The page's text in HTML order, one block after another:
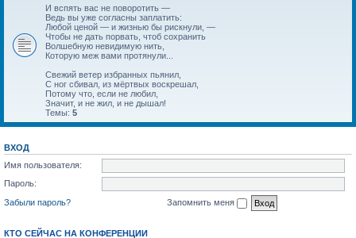
И вспять вас не поворотить —
Ведь вы уже согласны заплатить:
Любой ценой — и жизнью бы рискнули, —
Чтобы не дать порвать, чтоб сохранить
Волшебную невидимую нить,
Которую меж вами протянули...
Свежий ветер избранных пьянил,
С ног сбивал, из мёртвых воскрешал,
Потому что, если не любил,
Значит, и не жил, и не дышал!
Темы: 5
ВХОД
Имя пользователя:
Пароль:
Забыли пароль?
Запомнить меня
КТО СЕЙЧАС НА КОНФЕРЕНЦИИ